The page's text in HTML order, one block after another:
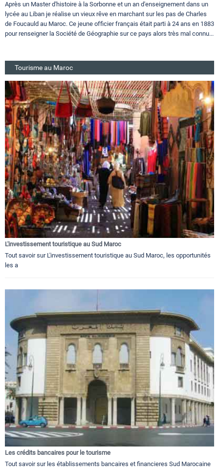
Après un Master d'histoire à la Sorbonne et un an d'enseignement dans un
lycée au Liban je réalise un vieux rêve en marchant sur les pas de Charles
de Foucauld au Maroc. Ce jeune officier français était parti à 24 ans en 1883
pour renseigner la Société de Géographie sur ce pays alors très mal connu...
Tourisme au Maroc
L'investissement touristique au Sud Maroc
Tout savoir sur L'investissement touristique au Sud Maroc, les opportunités
les a
Les crédits bancaires pour le tourisme
Tout savoir sur les établissements bancaires et financieres Sud Marocaine